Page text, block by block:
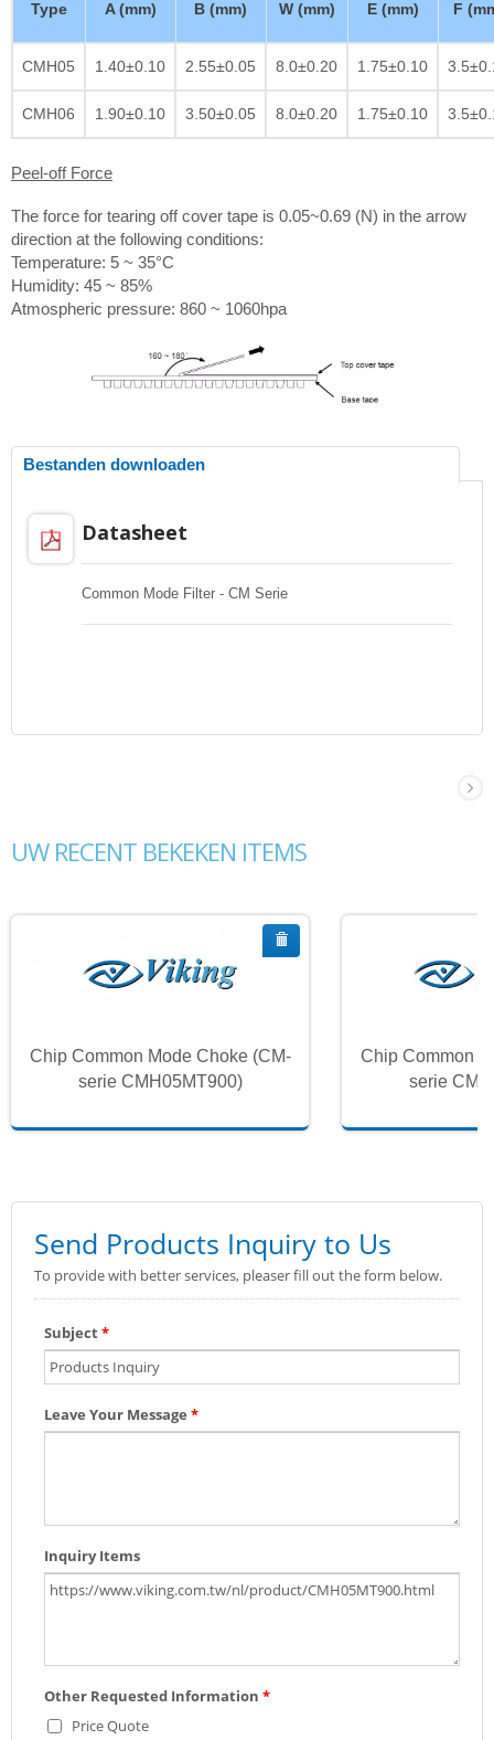
Type A (mm) B (mm) W (mm) E (mm) F
CMH05 1.40±0.10 2.55±0.05 8.0±0.20 1.75±0.10
CMH06 1.90±0.10 3.50±0.05 8.0±0.20 1.75±0.10
Peel-off Force
The force for tearing off cover tape is 0.05~0.69 (N) in the arrow
direction at the following conditions:
Temperature: 5 ~ 35°C
Humidity: 45 ~ 85%
Atmospheric pressure: 860 ~ 1060hpa
Bestanden downloaden
Datasheet
Common Mode Filter - CM Serie
UW RECENT BEKEKEN ITEMS
Chip Common Mode Choke (CM-
serie CMH05MT900)
Chip Common
serie